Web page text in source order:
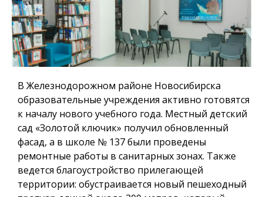
В Железнодорожном районе Новосибирска
образовательные учреждения активно готовятся
к началу нового учебного года. Местный детский
сад «Золотой ключик» получил обновленный
фасад, а в школе № 137 были проведены
ремонтные работы в санитарных зонах. Также
ведется благоустройство прилегающей
территории: обустраивается новый пешеходный